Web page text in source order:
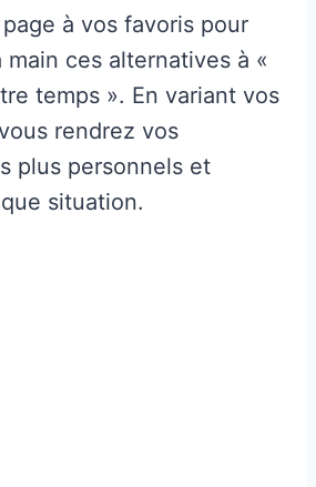
à vos favoris pour
main ces alternatives à «
temps ». En variant vos
rendrez vos
plus personnels et
situation.